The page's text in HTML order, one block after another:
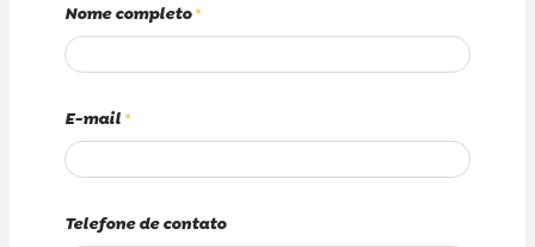
Nome completo*
E-mail *
Telefone de contato